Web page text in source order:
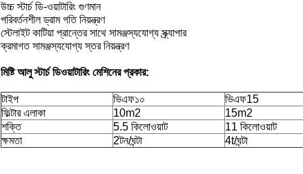
উচ্চ স্টার্চ ডি-ওয়াটারিং গুণমান
পরিবর্তনশীল ড্রাম গতি নিয়ন্ত্রণ
স্টেলাইট কাটিয়া প্রান্তের সাথে সামঞ্জস্যযোগ্য স্ক্র্যাপার
ক্রমাগত সামঞ্জস্যযোগ্য স্তর নিয়ন্ত্রণ
মিষ্টি আলু স্টার্চ ডিওয়াটারিং মেশিনের প্রকার:
টাইপ ভিএফ১০ ভিএফ15
ফিল্টার এলাকা
10m2 15m2
শক্তি
5.5 কিলোওয়াট 11 কিলোওয়াট
ক্ষমতা
2টন/ঘন্টা 4t/ঘন্টা